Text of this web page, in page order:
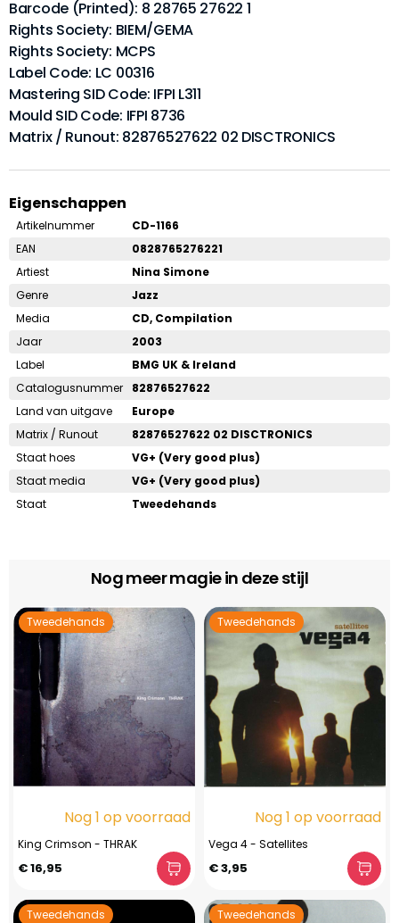
Barcode (Printed): 8 28765 27622 1
Rights Society: BIEM/GEMA
Rights Society: MCPS
Label Code: LC 00316
Mastering SID Code: IFPI L311
Mould SID Code: IFPI 8736
Matrix / Runout: 82876527622 02 DISCTRONICS
Eigenschappen
Artikelnummer
CD-1166
EAN
0828765276221
Artiest
Nina Simone
Genre
Jazz
Media
CD, Compilation
Jaar
2003
Label
BMG UK & Ireland
Catalogusnummer
82876527622
Land van uitgave
Europe
Matrix / Runout
82876527622 02 DISCTRONICS
Staat hoes
VG+ (Very good plus)
Staat media
VG+ (Very good plus)
Staat
Tweedehands
Nog meer magie in deze stijl
Tweedehands
Nog 1 op voorraad
King Crimson - THRAK
€ 16,95
Tweedehands
Nog 1 op voorraad
Vega 4 - Satellites
€ 3,95
Tweedehands Tweedehands